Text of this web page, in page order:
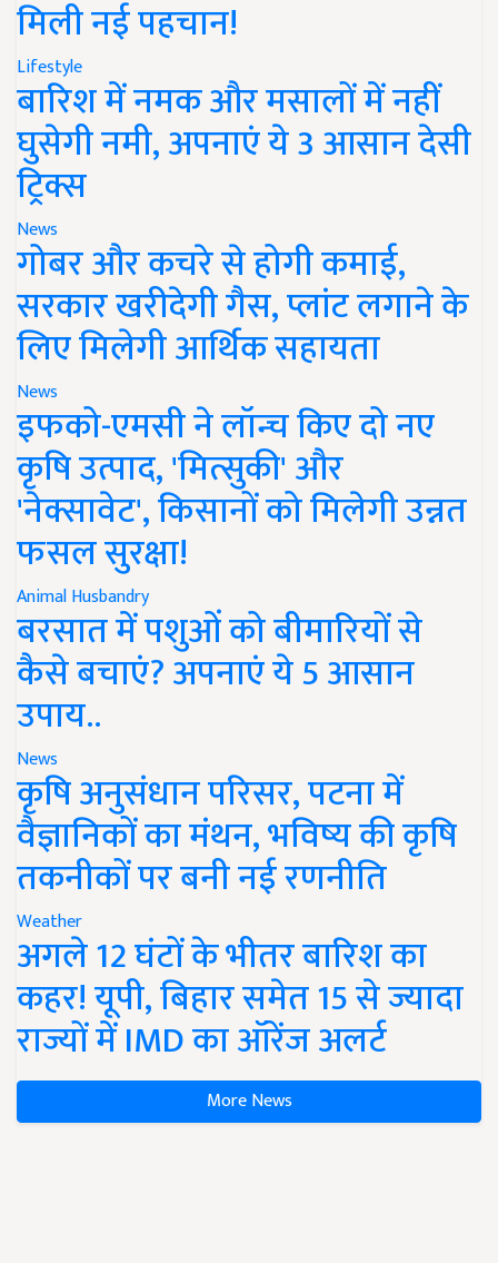
मिली नई पहचान!
Lifestyle
बारिश में नमक और मसालों में नहीं
घुसेगी नमी, अपनाएं ये 3 आसान देसी
ट्रिक्स
News
गोबर और कचरे से होगी कमाई,
सरकार खरीदेगी गैस, प्लांट लगाने के
लिए मिलेगी आर्थिक सहायता
News
इफको-एमसी ने लॉन्च किए दो नए
कृषि उत्पाद, 'मित्सुकी' और
'नेक्सावेट', किसानों को मिलेगी उन्नत
फसल सुरक्षा!
Animal Husbandry
बरसात में पशुओं को बीमारियों से
कैसे बचाएं? अपनाएं ये 5 आसान
उपाय..
News
कृषि अनुसंधान परिसर, पटना में
वैज्ञानिकों का मंथन, भविष्य की कृषि
तकनीकों पर बनी नई रणनीति
Weather
अगले 12 घंटों के भीतर बारिश का
कहर! यूपी, बिहार समेत 15 से ज्यादा
राज्यों में IMD का ऑरेंज अलर्ट
More News